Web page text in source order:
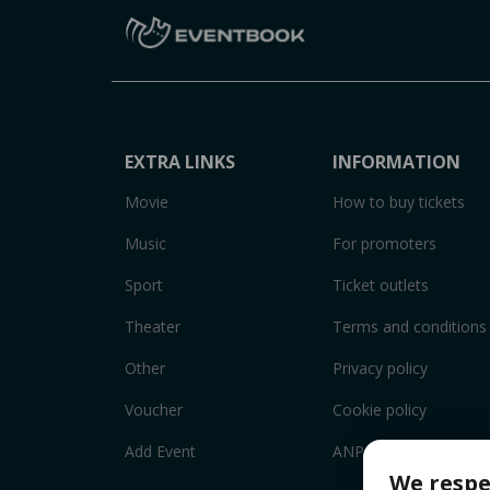
EXTRA LINKS
Movie
Music
Sport
Theater
Other
Voucher
Add Event
INFORMATION
How to buy tickets
For promoters
Ticket outlets
Terms and conditions
Privacy policy
Cookie policy
ANPC
We